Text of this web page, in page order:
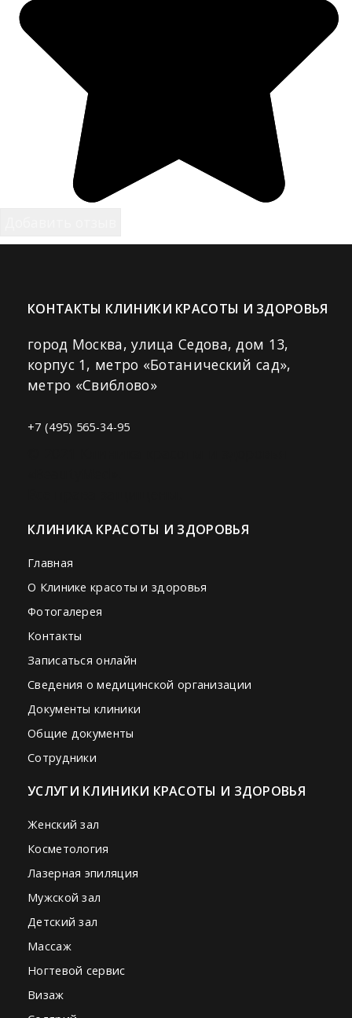
КОНТАКТЫ КЛИНИКИ КРАСОТЫ И ЗДОРОВЬЯ
город Москва, улица Седова, дом 13,
корпус 1, метро «Ботанический сад»,
метро «Свиблово»
+7 (495) 565-34-95
КЛИНИКА КРАСОТЫ И ЗДОРОВЬЯ
Главная
О Клинике красоты и здоровья
Фотогалерея
Контакты
Записаться онлайн
Сведения о медицинской организации
Документы клиники
Общие документы
Сотрудники
УСЛУГИ КЛИНИКИ КРАСОТЫ И ЗДОРОВЬЯ
Женский зал
Косметология
Лазерная эпиляция
Мужской зал
Детский зал
Массаж
Ногтевой сервис
Визаж